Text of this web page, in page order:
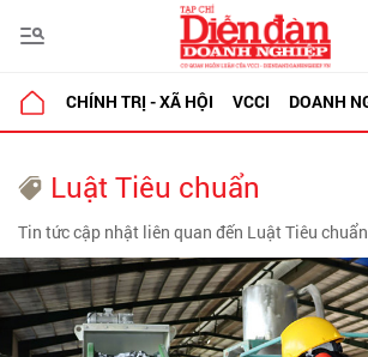
CHÍNH TRỊ - XÃ HỘI VCCI DOANH
Luật Tiêu chuẩn
Tin tức cập nhật liên quan đến Luật Tiêu chuẩn